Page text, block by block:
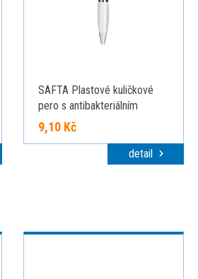
SAFTA Plastové kuličkové
pero s antibakteriálním
povrchem, modrá náplň, bílé
9,10 Kč
detail